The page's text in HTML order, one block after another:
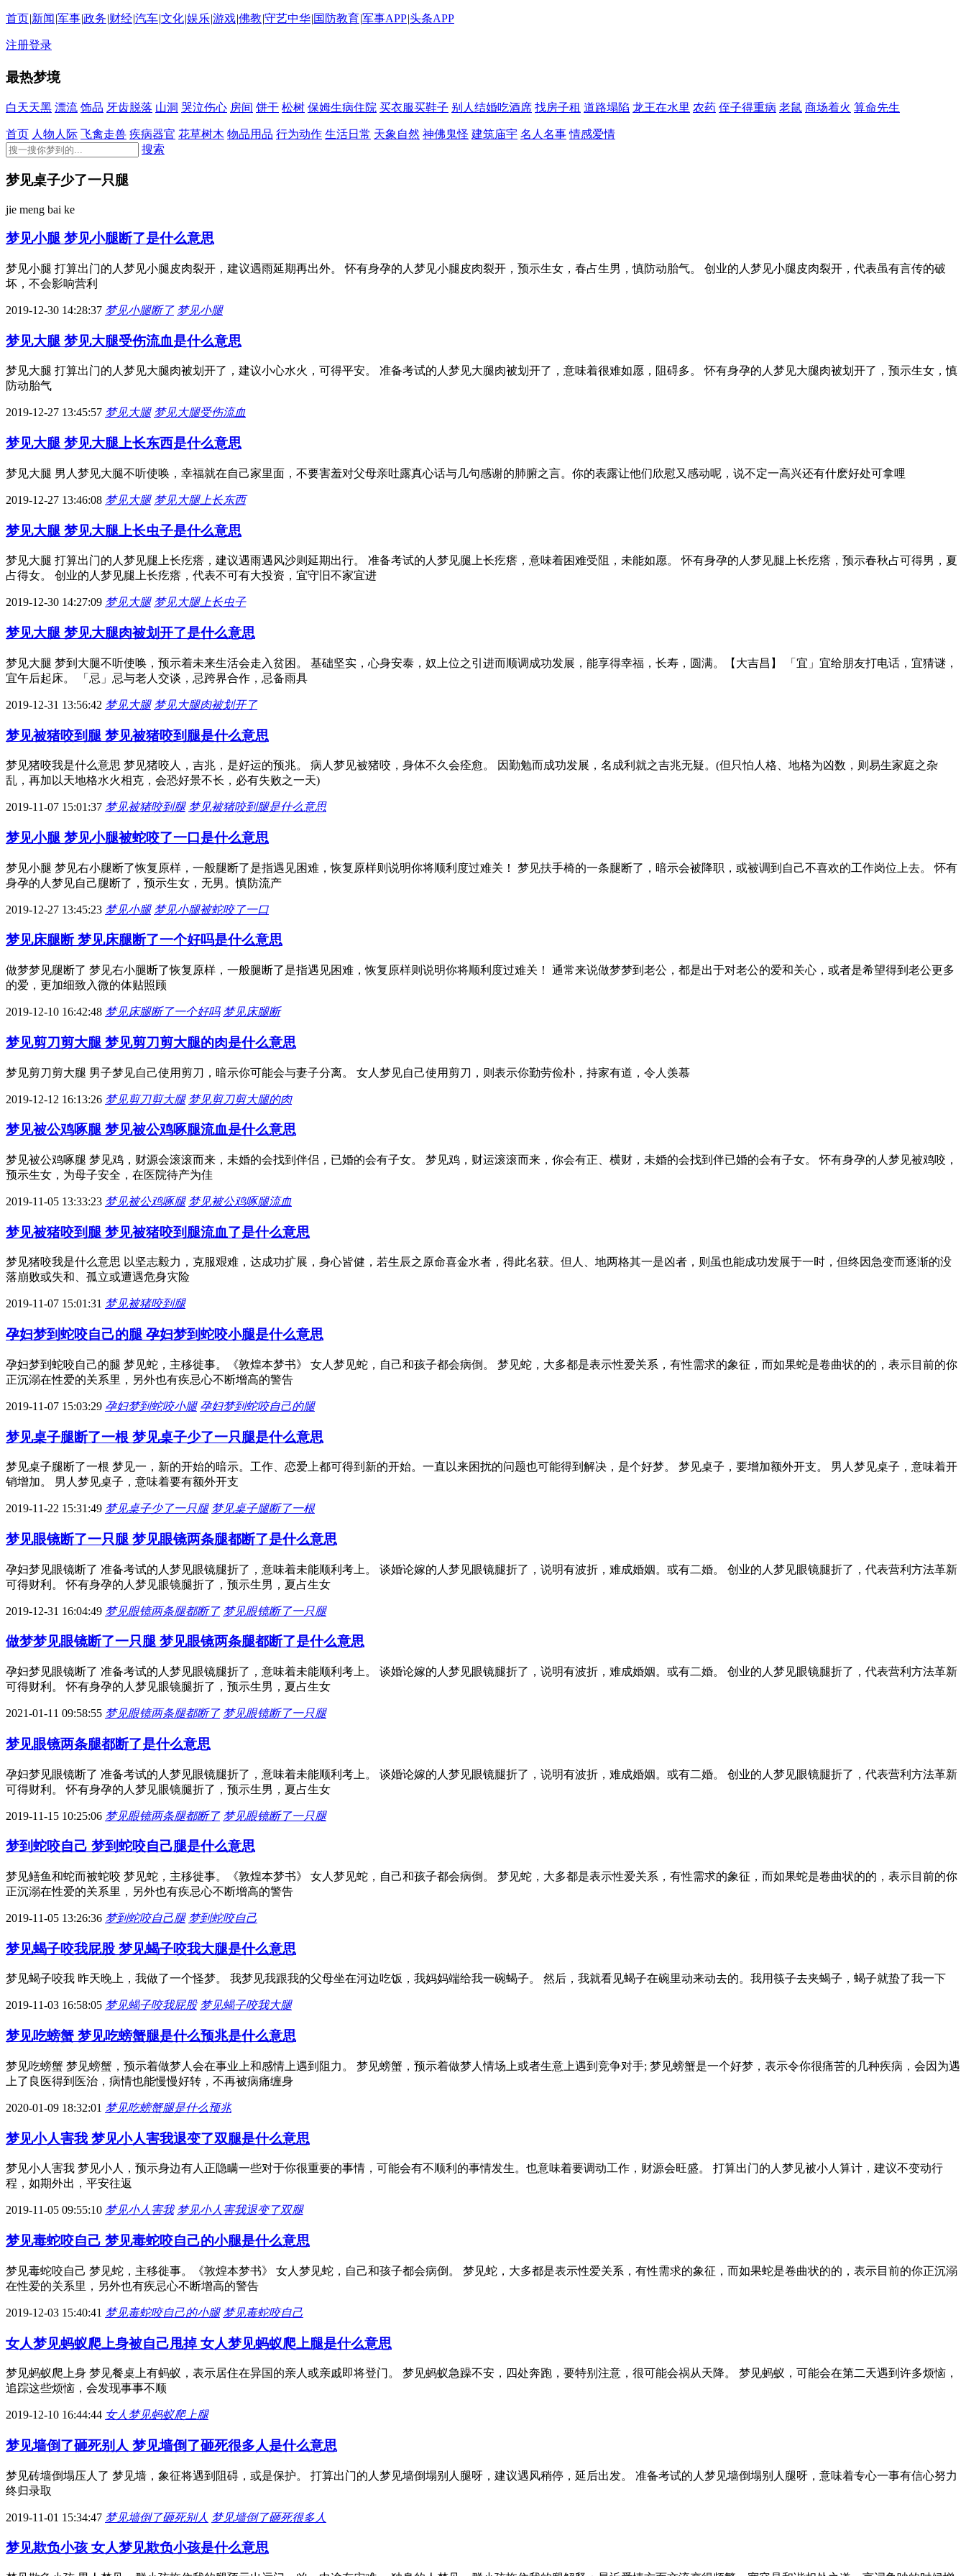
首页|新闻 |军事|政务|财经|汽车|文化|娱乐|游戏|佛教|守艺中华|国防教育|军事APP|头条APP
注册登录
最热梦境
白天天黑 漂流 饰品 牙齿脱落 山洞 哭泣伤心 房间 饼干 松树 保姆生病住院 买衣服买鞋子 别人结婚吃酒席 找房子租 道路塌陷 龙王在水里 农药 侄子得重病 老鼠 商场着火 算命先生
首页 人物人际 飞禽走兽 疾病器官 花草树木 物品用品 行为动作 生活日常 天象自然 神佛鬼怪 建筑庙宇 名人名事 情感爱情
搜索
梦见桌子少了一只腿
jie meng bai ke
梦见小腿 梦见小腿断了是什么意思
梦见小腿 打算出门的人梦见小腿皮肉裂开，建议遇雨延期再出外。 怀有身孕的人梦见小腿皮肉裂开，预示生女，春占生男，慎防动胎气。 创业的人梦见小腿皮肉裂开，代表虽有言传的破
坏，不会影响营利
2019-12-30 14:28:37 梦见小腿断了 梦见小腿
梦见大腿 梦见大腿受伤流血是什么意思
梦见大腿 打算出门的人梦见大腿肉被划开了，建议小心水火，可得平安。 准备考试的人梦见大腿肉被划开了，意味着很难如愿，阻碍多。 怀有身孕的人梦见大腿肉被划开了，预示生女，慎
防动胎气
2019-12-27 13:45:57 梦见大腿 梦见大腿受伤流血
梦见大腿 梦见大腿上长东西是什么意思
梦见大腿 男人梦见大腿不听使唤，幸福就在自己家里面，不要害羞对父母亲吐露真心话与几句感谢的肺腑之言。你的表露让他们欣慰又感动呢，说不定一高兴还有什麽好处可拿哩
2019-12-27 13:46:08 梦见大腿 梦见大腿上长东西
梦见大腿 梦见大腿上长虫子是什么意思
梦见大腿 打算出门的人梦见腿上长疙瘩，建议遇雨遇风沙则延期出行。 准备考试的人梦见腿上长疙瘩，意味着困难受阻，未能如愿。 怀有身孕的人梦见腿上长疙瘩，预示春秋占可得男，夏
占得女。 创业的人梦见腿上长疙瘩，代表不可有大投资，宜守旧不家宜进
2019-12-30 14:27:09 梦见大腿 梦见大腿上长虫子
梦见大腿 梦见大腿肉被划开了是什么意思
梦见大腿 梦到大腿不听使唤，预示着未来生活会走入贫困。 基础坚实，心身安泰，奴上位之引进而顺调成功发展，能享得幸福，长寿，圆满。【大吉昌】 「宜」宜给朋友打电话，宜猜谜，
宜午后起床。 「忌」忌与老人交谈，忌跨界合作，忌备雨具
2019-12-31 13:56:42 梦见大腿 梦见大腿肉被划开了
梦见被猪咬到腿 梦见被猪咬到腿是什么意思
梦见猪咬我是什么意思 梦见猪咬人，吉兆，是好运的预兆。 病人梦见被猪咬，身体不久会痊愈。 因勤勉而成功发展，名成利就之吉兆无疑。(但只怕人格、地格为凶数，则易生家庭之杂
乱，再加以天地格水火相克，会恐好景不长，必有失败之一天)
2019-11-07 15:01:37 梦见被猪咬到腿 梦见被猪咬到腿是什么意思
梦见小腿 梦见小腿被蛇咬了一口是什么意思
梦见小腿 梦见右小腿断了恢复原样，一般腿断了是指遇见困难，恢复原样则说明你将顺利度过难关！ 梦见扶手椅的一条腿断了，暗示会被降职，或被调到自己不喜欢的工作岗位上去。 怀有
身孕的人梦见自己腿断了，预示生女，无男。慎防流产
2019-12-27 13:45:23 梦见小腿 梦见小腿被蛇咬了一口
梦见床腿断 梦见床腿断了一个好吗是什么意思
做梦梦见腿断了 梦见右小腿断了恢复原样，一般腿断了是指遇见困难，恢复原样则说明你将顺利度过难关！ 通常来说做梦梦到老公，都是出于对老公的爱和关心，或者是希望得到老公更多
的爱，更加细致入微的体贴照顾
2019-12-10 16:42:48 梦见床腿断了一个好吗 梦见床腿断
梦见剪刀剪大腿 梦见剪刀剪大腿的肉是什么意思
梦见剪刀剪大腿 男子梦见自己使用剪刀，暗示你可能会与妻子分离。 女人梦见自己使用剪刀，则表示你勤劳俭朴，持家有道，令人羡慕
2019-12-12 16:13:26 梦见剪刀剪大腿 梦见剪刀剪大腿的肉
梦见被公鸡啄腿 梦见被公鸡啄腿流血是什么意思
梦见被公鸡啄腿 梦见鸡，财源会滚滚而来，未婚的会找到伴侣，已婚的会有子女。 梦见鸡，财运滚滚而来，你会有正、横财，未婚的会找到伴已婚的会有子女。 怀有身孕的人梦见被鸡咬，
预示生女，为母子安全，在医院待产为佳
2019-11-05 13:33:23 梦见被公鸡啄腿 梦见被公鸡啄腿流血
梦见被猪咬到腿 梦见被猪咬到腿流血了是什么意思
梦见猪咬我是什么意思 以坚志毅力，克服艰难，达成功扩展，身心皆健，若生辰之原命喜金水者，得此名获。但人、地两格其一是凶者，则虽也能成功发展于一时，但终因急变而逐渐的没
落崩败或失和、孤立或遭遇危身灾险
2019-11-07 15:01:31 梦见被猪咬到腿
孕妇梦到蛇咬自己的腿 孕妇梦到蛇咬小腿是什么意思
孕妇梦到蛇咬自己的腿 梦见蛇，主移徙事。《敦煌本梦书》 女人梦见蛇，自己和孩子都会病倒。 梦见蛇，大多都是表示性爱关系，有性需求的象征，而如果蛇是卷曲状的的，表示目前的你
正沉溺在性爱的关系里，另外也有疾忌心不断增高的警告
2019-11-07 15:03:29 孕妇梦到蛇咬小腿 孕妇梦到蛇咬自己的腿
梦见桌子腿断了一根 梦见桌子少了一只腿是什么意思
梦见桌子腿断了一根 梦见一，新的开始的暗示。工作、恋爱上都可得到新的开始。一直以来困扰的问题也可能得到解决，是个好梦。 梦见桌子，要增加额外开支。 男人梦见桌子，意味着开
销增加。 男人梦见桌子，意味着要有额外开支
2019-11-22 15:31:49 梦见桌子少了一只腿 梦见桌子腿断了一根
梦见眼镜断了一只腿 梦见眼镜两条腿都断了是什么意思
孕妇梦见眼镜断了 准备考试的人梦见眼镜腿折了，意味着未能顺利考上。 谈婚论嫁的人梦见眼镜腿折了，说明有波折，难成婚姻。或有二婚。 创业的人梦见眼镜腿折了，代表营利方法革新
可得财利。 怀有身孕的人梦见眼镜腿折了，预示生男，夏占生女
2019-12-31 16:04:49 梦见眼镜两条腿都断了 梦见眼镜断了一只腿
做梦梦见眼镜断了一只腿 梦见眼镜两条腿都断了是什么意思
孕妇梦见眼镜断了 准备考试的人梦见眼镜腿折了，意味着未能顺利考上。 谈婚论嫁的人梦见眼镜腿折了，说明有波折，难成婚姻。或有二婚。 创业的人梦见眼镜腿折了，代表营利方法革新
可得财利。 怀有身孕的人梦见眼镜腿折了，预示生男，夏占生女
2021-01-11 09:58:55 梦见眼镜两条腿都断了 梦见眼镜断了一只腿
梦见眼镜两条腿都断了是什么意思
孕妇梦见眼镜断了 准备考试的人梦见眼镜腿折了，意味着未能顺利考上。 谈婚论嫁的人梦见眼镜腿折了，说明有波折，难成婚姻。或有二婚。 创业的人梦见眼镜腿折了，代表营利方法革新
可得财利。 怀有身孕的人梦见眼镜腿折了，预示生男，夏占生女
2019-11-15 10:25:06 梦见眼镜两条腿都断了 梦见眼镜断了一只腿
梦到蛇咬自己 梦到蛇咬自己腿是什么意思
梦见鳝鱼和蛇而被蛇咬 梦见蛇，主移徙事。《敦煌本梦书》 女人梦见蛇，自己和孩子都会病倒。 梦见蛇，大多都是表示性爱关系，有性需求的象征，而如果蛇是卷曲状的的，表示目前的你
正沉溺在性爱的关系里，另外也有疾忌心不断增高的警告
2019-11-05 13:26:36 梦到蛇咬自己腿 梦到蛇咬自己
梦见蝎子咬我屁股 梦见蝎子咬我大腿是什么意思
梦见蝎子咬我 昨天晚上，我做了一个怪梦。 我梦见我跟我的父母坐在河边吃饭，我妈妈端给我一碗蝎子。 然后，我就看见蝎子在碗里动来动去的。我用筷子去夹蝎子，蝎子就蛰了我一下
2019-11-03 16:58:05 梦见蝎子咬我屁股 梦见蝎子咬我大腿
梦见吃螃蟹 梦见吃螃蟹腿是什么预兆是什么意思
梦见吃螃蟹 梦见螃蟹，预示着做梦人会在事业上和感情上遇到阻力。 梦见螃蟹，预示着做梦人情场上或者生意上遇到竞争对手; 梦见螃蟹是一个好梦，表示令你很痛苦的几种疾病，会因为遇
上了良医得到医治，病情也能慢慢好转，不再被病痛缠身
2020-01-09 18:32:01 梦见吃螃蟹腿是什么预兆
梦见小人害我 梦见小人害我退变了双腿是什么意思
梦见小人害我 梦见小人，预示身边有人正隐瞒一些对于你很重要的事情，可能会有不顺利的事情发生。也意味着要调动工作，财源会旺盛。 打算出门的人梦见被小人算计，建议不变动行
程，如期外出，平安往返
2019-11-05 09:55:10 梦见小人害我 梦见小人害我退变了双腿
梦见毒蛇咬自己 梦见毒蛇咬自己的小腿是什么意思
梦见毒蛇咬自己 梦见蛇，主移徙事。《敦煌本梦书》 女人梦见蛇，自己和孩子都会病倒。 梦见蛇，大多都是表示性爱关系，有性需求的象征，而如果蛇是卷曲状的的，表示目前的你正沉溺
在性爱的关系里，另外也有疾忌心不断增高的警告
2019-12-03 15:40:41 梦见毒蛇咬自己的小腿 梦见毒蛇咬自己
女人梦见蚂蚁爬上身被自己甩掉 女人梦见蚂蚁爬上腿是什么意思
梦见蚂蚁爬上身 梦见餐桌上有蚂蚁，表示居住在异国的亲人或亲戚即将登门。 梦见蚂蚁急躁不安，四处奔跑，要特别注意，很可能会祸从天降。 梦见蚂蚁，可能会在第二天遇到许多烦恼，
追踪这些烦恼，会发现事事不顺
2019-12-10 16:44:44 女人梦见蚂蚁爬上腿
梦见墙倒了砸死别人 梦见墙倒了砸死很多人是什么意思
梦见砖墙倒塌压人了 梦见墙，象征将遇到阻碍，或是保护。 打算出门的人梦见墙倒塌别人腿呀，建议遇风稍停，延后出发。 准备考试的人梦见墙倒塌别人腿呀，意味着专心一事有信心努力
终归录取
2019-11-01 15:34:47 梦见墙倒了砸死别人 梦见墙倒了砸死很多人
梦见欺负小孩 女人梦见欺负小孩是什么意思